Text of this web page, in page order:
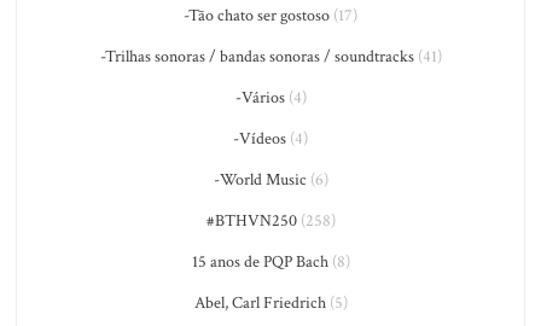
-Tão chato ser gostoso (17)
-Trilhas sonoras / bandas sonoras / soundtracks(41)
-Vários(4)
-Vídeos (4)
-World Music (6)
#BTHVN250(258)
15 anos de PQP Bach(8)
Abel, Carl Friedrich(5)